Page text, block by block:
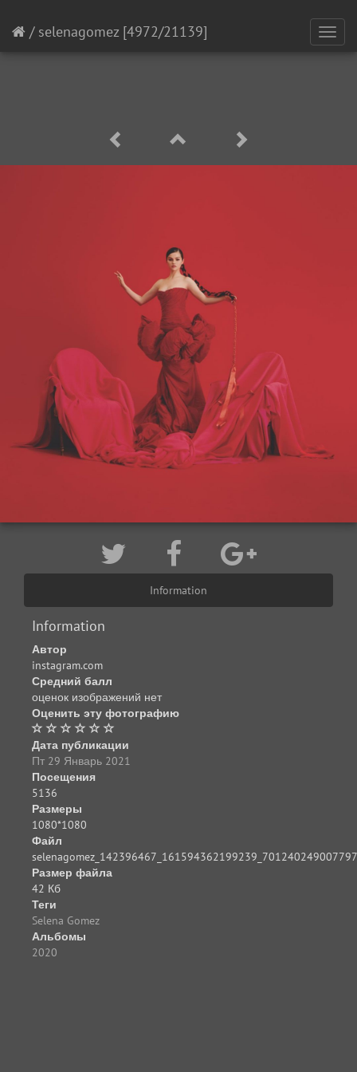
/ selenagomez [4972/21139]
Information
Information
Автор
instagram.com
Средний балл
оценок изображений нет
Оценить эту фотографию
Дата публикации
Пт 29 Январь 2021
Посещения
5136
Размеры
1080*1080
Файл
Размер файла
42 Кб
Теги
Selena Gomez
Альбомы
2020